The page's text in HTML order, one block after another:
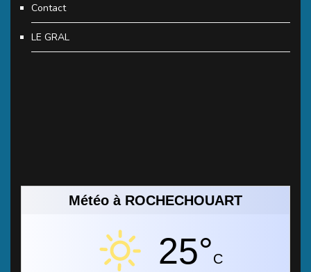
Contact
LE GRAL
Météo à ROCHECHOUART
25°C